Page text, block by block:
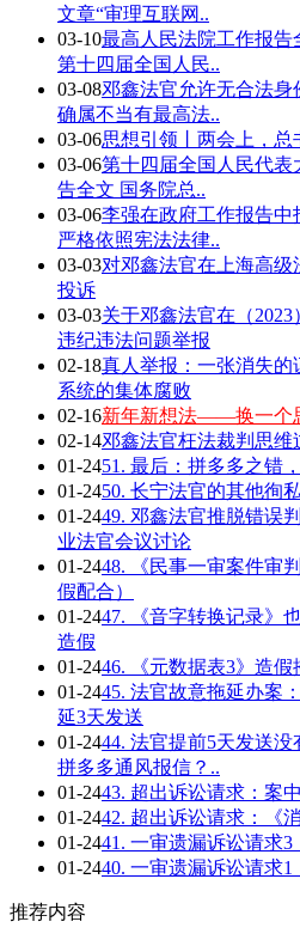
文章“审理互联网..
03-10最高人民法院工作报
第十四届全国人民..
03-08邓鑫法官允许无合法身
确属不当有最高法..
03-06思想引领丨两会上，总
03-06第十四届全国人民代表
告全文 国务院总..
03-06李强在政府工作报告中
严格依照宪法法律..
03-03对邓鑫法官在上海高
投诉
03-03关于邓鑫法官在（2023
违纪违法问题举报
02-18真人举报：一张消失
系统的集体腐败
02-16新年新想法——换一个
02-14邓鑫法官枉法裁判思维
01-2451. 最后：拼多多之错
01-2450. 长宁法官的其他徇
01-2449. 邓鑫法官推脱错误
业法官会议讨论
01-2448. 《民事一审案件审
假配合）
01-2447. 《音字转换记录》
造假
01-2446. 《元数据表3》造
01-2445. 法官故意拖延办案
延3天发送
01-2444. 法官提前5天发送
拼多多通风报信？..
01-2443. 超出诉讼请求：案
01-2442. 超出诉讼请求：《
01-2441. 一审遗漏诉讼请求3
01-2440. 一审遗漏诉讼请求1
推荐内容